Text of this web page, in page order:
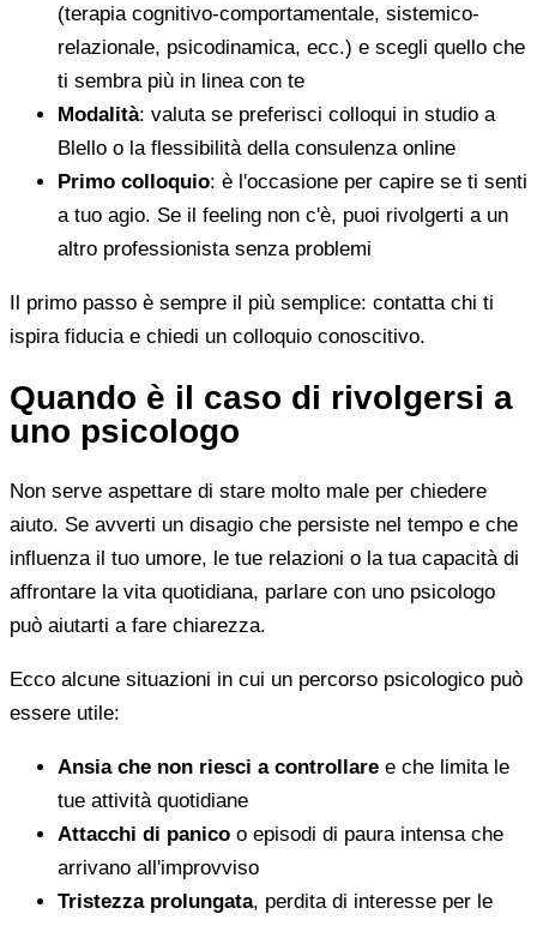
(terapia cognitivo-comportamentale, sistemico-
relazionale, psicodinamica, ecc.) e scegli quello che
ti sembra più in linea con te
Modalità: valuta se preferisci colloqui in studio a
Blello o la flessibilità della consulenza online
Primo colloquio: è l'occasione per capire se ti senti
a tuo agio. Se il feeling non c'è, puoi rivolgerti a un
altro professionista senza problemi
Il primo passo è sempre il più semplice: contatta chi ti
ispira fiducia e chiedi un colloquio conoscitivo.
Quando è il caso di rivolgersi a
uno psicologo
Non serve aspettare di stare molto male per chiedere
aiuto. Se avverti un disagio che persiste nel tempo e che
influenza il tuo umore, le tue relazioni o la tua capacità di
affrontare la vita quotidiana, parlare con uno psicologo
può aiutarti a fare chiarezza.
Ecco alcune situazioni in cui un percorso psicologico può
essere utile:
Ansia che non riesci a controllare e che limita le
tue attività quotidiane
Attacchi di panico o episodi di paura intensa che
arrivano all'improvviso
Tristezza prolungata, perdita di interesse per le